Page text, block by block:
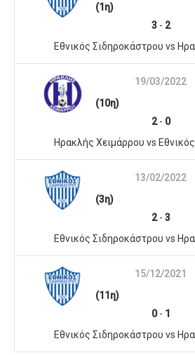
(1η)
3- 2
Εθνικός Σιδηροκάστρου vs
19/03/2022
(10η)
2- 0
Ηρακλής Χειμάρρου vs
13/02/2022
(3η)
2- 3
Εθνικός Σιδηροκάστρου vs
15/12/2021
(11η)
0- 1
Εθνικός Σιδηροκάστρου vs